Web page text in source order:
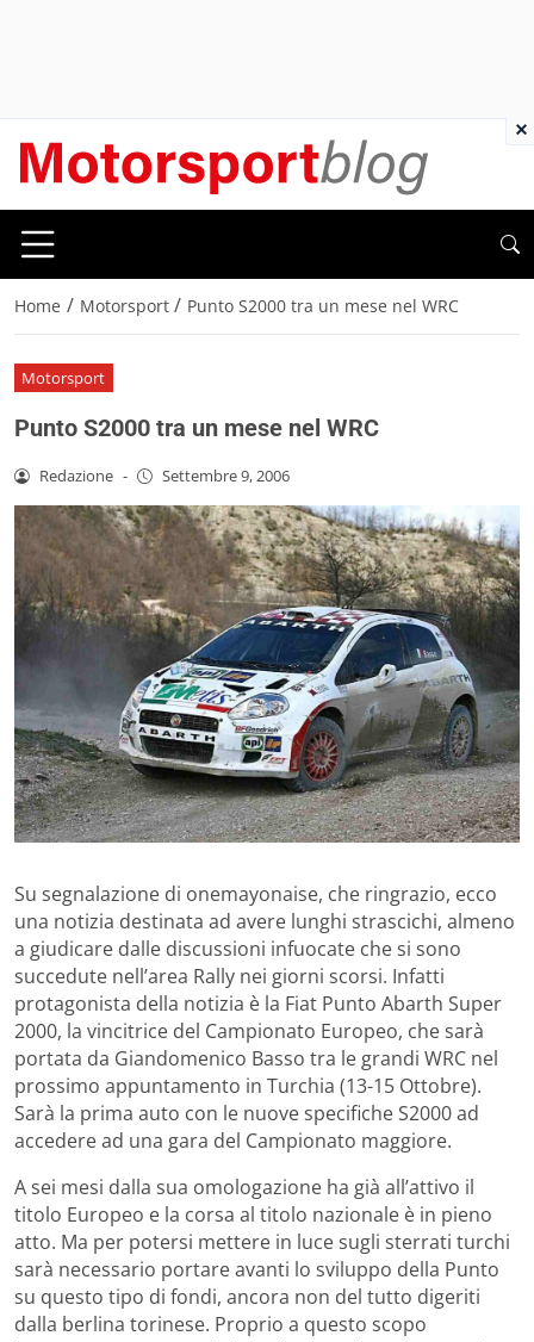
Home / Motorsport / Punto S2000 tra un mese nel WRC
Motorsport
Punto S2000 tra un mese nel WRC
Redazione - Settembre 9, 2006
Su segnalazione di onemayonaise, che ringrazio, ecco
una notizia destinata ad avere lunghi strascichi, almeno
a giudicare dalle discussioni infuocate che si sono
succedute nell’area Rally nei giorni scorsi. Infatti
protagonista della notizia è la Fiat Punto Abarth Super
2000, la vincitrice del Campionato Europeo, che sarà
portata da Giandomenico Basso tra le grandi WRC nel
prossimo appuntamento in Turchia (13-15 Ottobre).
Sarà la prima auto con le nuove specifiche S2000 ad
accedere ad una gara del Campionato maggiore.
A sei mesi dalla sua omologazione ha già all’attivo il
titolo Europeo e la corsa al titolo nazionale è in pieno
atto. Ma per potersi mettere in luce sugli sterrati turchi
sarà necessario portare avanti lo sviluppo della Punto
su questo tipo di fondi, ancora non del tutto digeriti
dalla berlina torinese. Proprio a questo scopo
×